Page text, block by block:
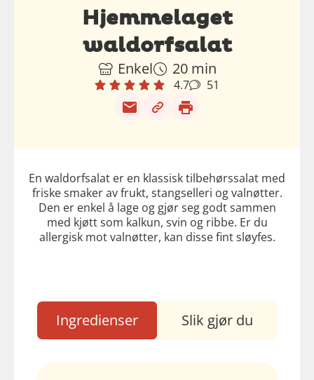
Hjemmelaget
waldorfsalat
Enkel 20 min
4.7 51
En waldorfsalat er en klassisk tilbehørssalat med
friske smaker av frukt, stangselleri og valnøtter.
Den er enkel å lage og gjør seg godt sammen
med kjøtt som kalkun, svin og ribbe. Er du
allergisk mot valnøtter, kan disse fint sløyfes.
Ingredienser Slik gjør du